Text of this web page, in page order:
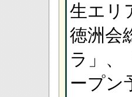
生エリ
徳洲会
ラ」、
ープン